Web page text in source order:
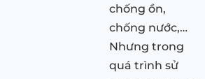
chống ồn,
chống nước,…
Nhưng trong
quá trình sử